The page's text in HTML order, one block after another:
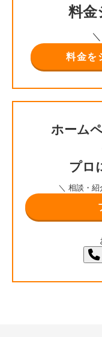
料金
料金を
ホーム
プロ
＼ 相談・紹